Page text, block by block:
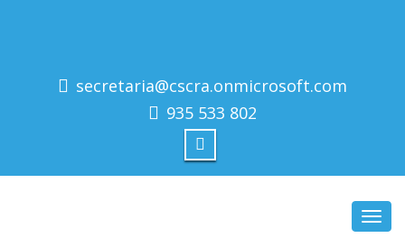
secretaria@cscra.onmicrosoft.com
935 533 802